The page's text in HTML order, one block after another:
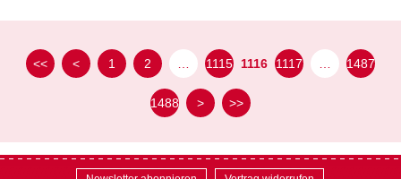
<< < 1 2 1115 1116 1117 1487
1488 > >>